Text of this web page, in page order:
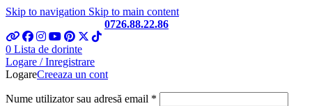
Skip to navigation Skip to main content
0726.88.22.86
0 Lista de dorinte
Logare / Inregistrare
LogareCreeaza un cont
Nume utilizator sau adresă email *